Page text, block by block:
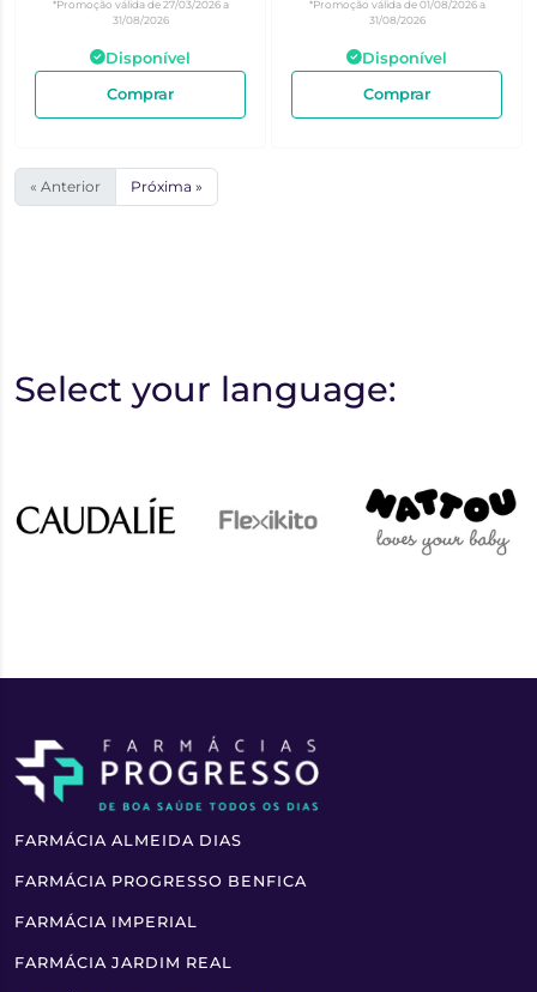
*Promoção válida de 27/03/2026 a
31/08/2026
Disponível
Comprar
*Promoção válida de 01/08/2026 a
31/08/2026
Disponível
Comprar
« Anterior Próxima »
Select your language:
FARMÁCIA ALMEIDA DIAS
FARMÁCIA PROGRESSO BENFICA
FARMÁCIA IMPERIAL
FARMÁCIA JARDIM REAL